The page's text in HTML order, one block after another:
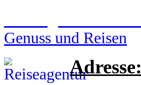
Genuss und Reisen
Adresse: